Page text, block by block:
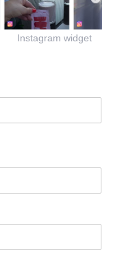
Instagram widget